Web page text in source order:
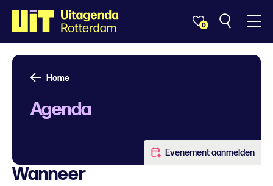
0
Home
Agenda
Evenement aanmelden
Wanneer